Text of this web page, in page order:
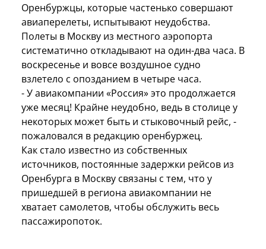
Оренбуржцы, которые частенько совершают
авиаперелеты, испытывают неудобства.
Полеты в Москву из местного аэропорта
систематично откладывают на один-два часа. В
воскресенье и вовсе воздушное судно
взлетело с опозданием в четыре часа.
- У авиакомпании «Россия» это продолжается
уже месяц! Крайне неудобно, ведь в столице у
некоторых может быть и стыковочный рейс, -
пожаловался в редакцию оренбуржец.
Как стало известно из собственных
источников, постоянные задержки рейсов из
Оренбурга в Москву связаны с тем, что у
пришедшей в региона авиакомпании не
хватает самолетов, чтобы обслужить весь
пассажиропоток.